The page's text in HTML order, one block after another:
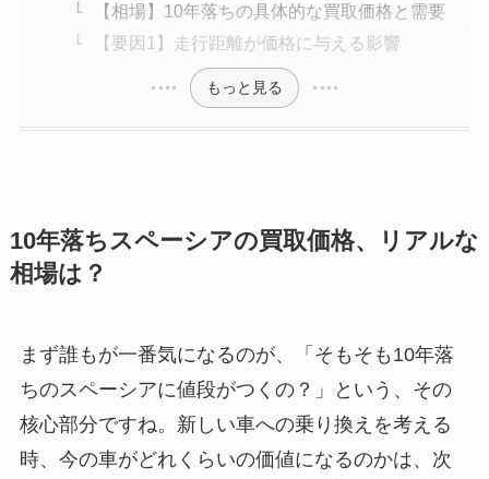
【相場】10年落ちの具体的な買取価格と需要
【要因1】走行距離が価格に与える影響
もっと見る
10年落ちスペーシアの買取価格、リアルな
相場は？
まず誰もが一番気になるのが、「そもそも10年落
ちのスペーシアに値段がつくの？」という、その
核心部分ですね。新しい車への乗り換えを考える
時、今の車がどれくらいの価値になるのかは、次